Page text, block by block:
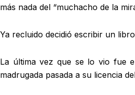
más nada del “muchacho de la
Ya recluido decidió escribir un
La última vez que se lo vio fue
madrugada pasada a su licencia